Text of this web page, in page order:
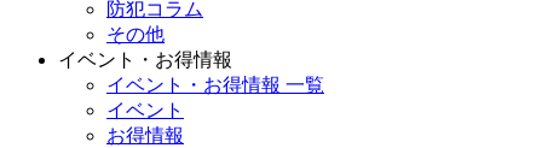
防犯コラム
その他
イベント・お得情報
イベント・お得情報 一覧
イベント
お得情報